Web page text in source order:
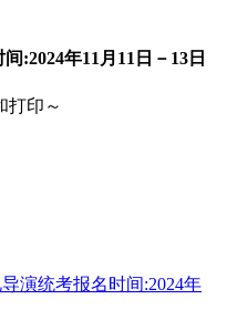
:2024年11月11日－13日
打印～
演统考报名时间:2024年